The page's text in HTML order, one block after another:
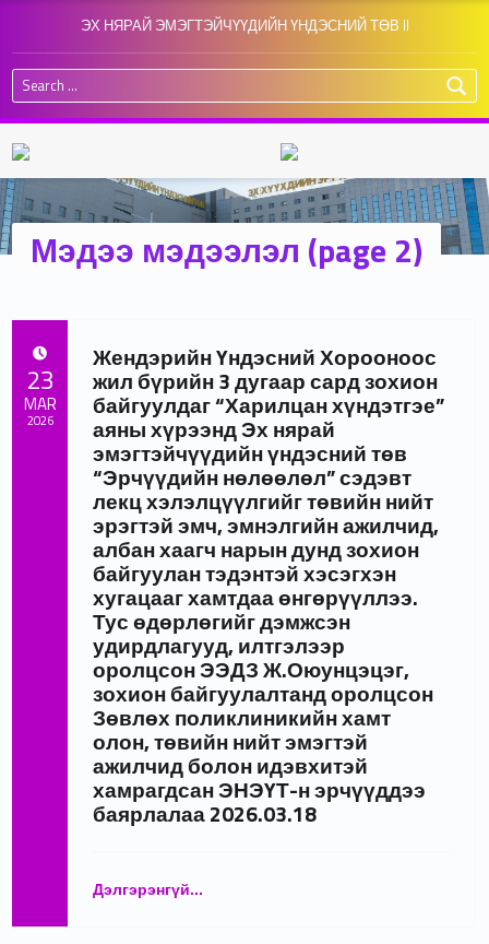
ЭХ НЯРАЙ ЭМЭГТЭЙЧҮҮДИЙН ҮНДЭСНИЙ ТӨВ II
Search for:
Мэдээ мэдээлэл (page 2)
Жендэрийн Үндэсний Хорооноос
жил бүрийн 3 дугаар сард зохион
байгуулдаг “Харилцан хүндэтгэе”
аяны хүрээнд Эх нярай
эмэгтэйчүүдийн үндэсний төв
“Эрчүүдийн нөлөөлөл” сэдэвт
лекц хэлэлцүүлгийг төвийн нийт
эрэгтэй эмч, эмнэлгийн ажилчид,
албан хаагч нарын дунд зохион
байгуулан тэдэнтэй хэсэгхэн
хугацааг хамтдаа өнгөрүүллээ.
Тус өдөрлөгийг дэмжсэн
удирдлагууд, илтгэлээр
оролцсон ЭЭДЗ Ж.Оюунцэцэг,
зохион байгуулалтанд оролцсон
Зөвлөх поликлиникийн хамт
олон, төвийн нийт эмэгтэй
ажилчид болон идэвхитэй
хамрагдсан ЭНЭҮТ-н эрчүүддээ
баярлалаа 2026.03.18
Дэлгэрэнгүй…
23
MAR
2026